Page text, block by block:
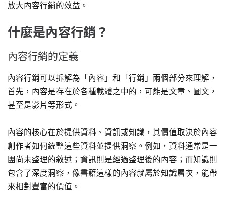
放大內容行銷的效益。
什麼是內容行銷？
內容行銷的定義
內容行銷可以拆解為「內容」和「行銷」兩個部分來理解，
首先，內容是存在於各種載體之中的，可能是文章、圖文，
甚至是影片等形式。
內容的核心在於提供資料、資訊或知識，其價值取決於內容
創作者如何統整這些資料並提供洞察。例如，資料通常是一
團尚未整理的敘述；資訊則是經過整理後的內容；而知識則
包含了深度洞察，像書籍這樣的內容就屬於知識層次，能帶
來相對豐富的價值。